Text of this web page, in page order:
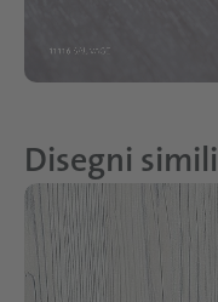
Disegni simili